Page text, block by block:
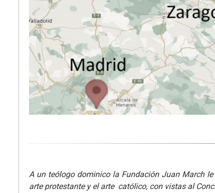
A un teólogo dominico la Fundación Juan March
arte protestante y el arte católico, con vistas al